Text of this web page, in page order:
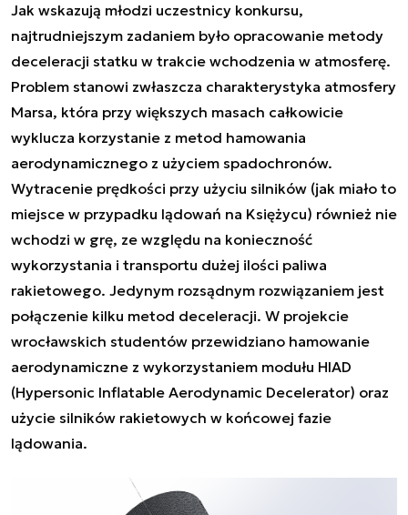
Jak wskazują młodzi uczestnicy konkursu,
najtrudniejszym zadaniem było opracowanie metody
deceleracji statku w trakcie wchodzenia w atmosferę.
Problem stanowi zwłaszcza charakterystyka atmosfery
Marsa, która przy większych masach całkowicie
wyklucza korzystanie z metod hamowania
aerodynamicznego z użyciem spadochronów.
Wytracenie prędkości przy użyciu silników (jak miało to
miejsce w przypadku lądowań na Księżycu) również nie
wchodzi w grę, ze względu na konieczność
wykorzystania i transportu dużej ilości paliwa
rakietowego. Jedynym rozsądnym rozwiązaniem jest
połączenie kilku metod deceleracji. W projekcie
wrocławskich studentów przewidziano hamowanie
aerodynamiczne z wykorzystaniem modułu HIAD
(Hypersonic Inflatable Aerodynamic Decelerator) oraz
użycie silników rakietowych w końcowej fazie
lądowania.